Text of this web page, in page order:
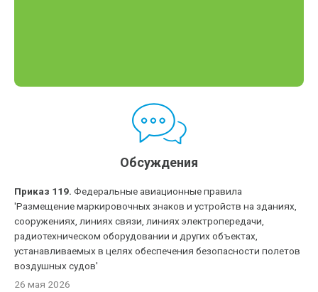
Обсуждения
Приказ 119. Федеральные авиационные правила
'Размещение маркировочных знаков и устройств на зданиях,
сооружениях, линиях связи, линиях электропередачи,
радиотехническом оборудовании и других объектах,
устанавливаемых в целях обеспечения безопасности полетов
воздушных судов'
26 мая 2026